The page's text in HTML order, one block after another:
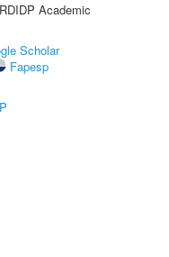
Academic
Scholar
Fapesp